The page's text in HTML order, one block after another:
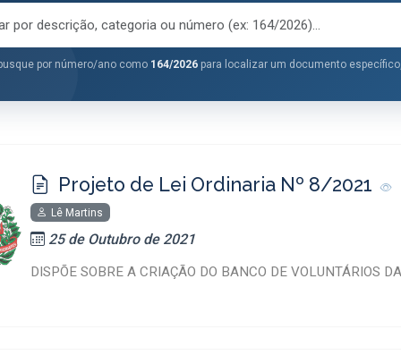
por número/ano como 164/2026 para localizar um documento
Projeto de Lei Ordinaria Nº 8/2021
Lê Martins
25 de Outubro de 2021
DISPÕE SOBRE A CRIAÇÃO DO BANCO DE VOLUNTÁRIOS